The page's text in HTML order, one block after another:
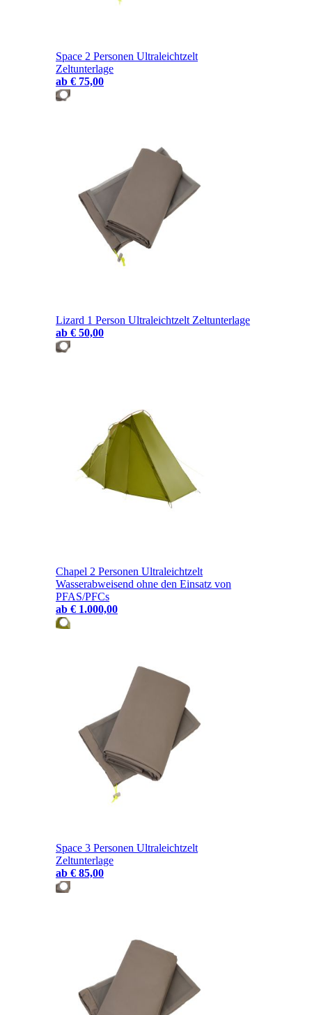
Space 2 Personen Ultraleichtzelt
Zeltunterlage
ab € 75,00
Lizard 1 Person Ultraleichtzelt Zeltunterlage
ab € 50,00
Chapel 2 Personen Ultraleichtzelt
Wasserabweisend ohne den Einsatz von
PFAS/PFCs
ab € 1.000,00
Space 3 Personen Ultraleichtzelt
Zeltunterlage
ab € 85,00